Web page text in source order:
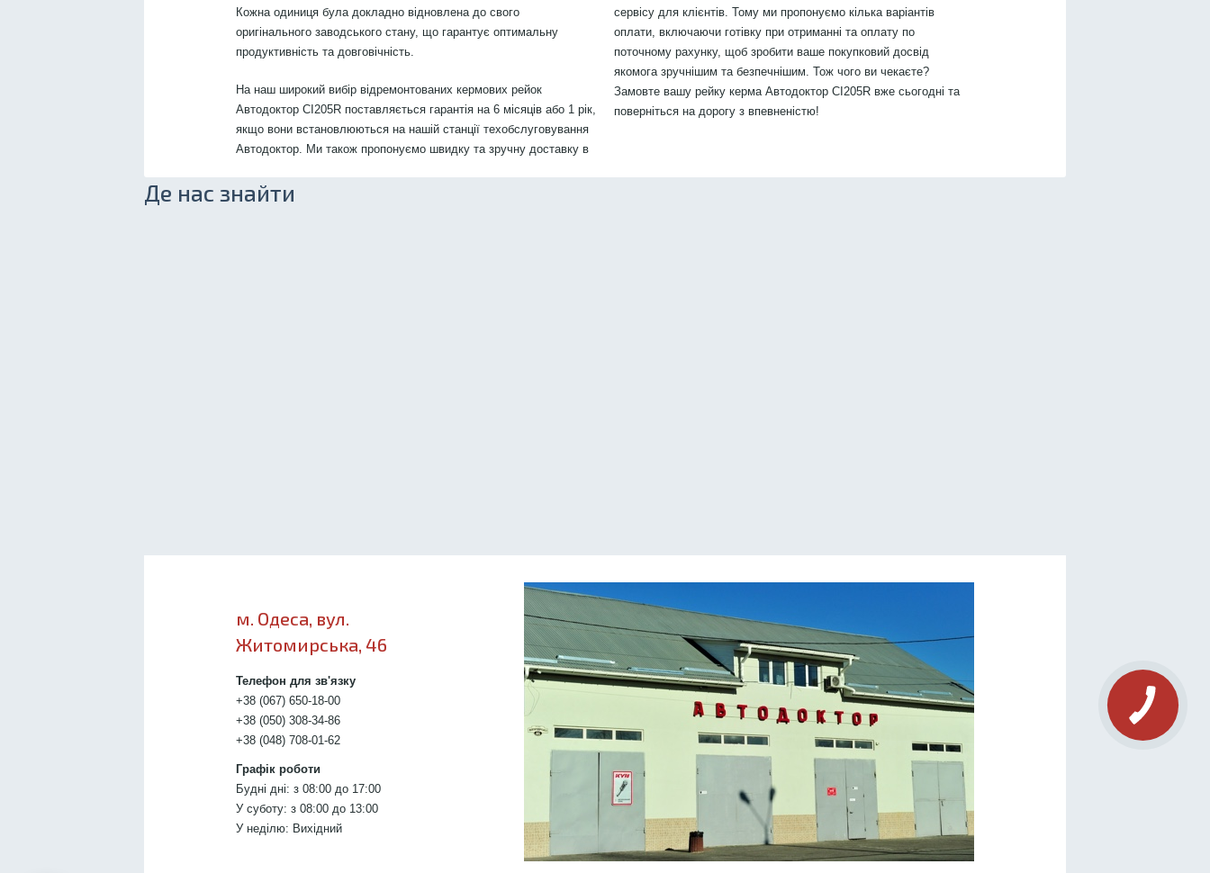
Кожна одиниця була докладно відновлена до свого
оригінального заводського стану, що гарантує оптимальну
продуктивність та довговічність.
На наш широкий вибір відремонтованих кермових рейок
Автодоктор CI205R поставляється гарантія на 6 місяців або 1 рік,
якщо вони встановлюються на нашій станції техобслуговування
Автодоктор. Ми також пропонуємо швидку та зручну доставку в
сервісу для клієнтів. Тому ми пропонуємо кілька варіантів
оплати, включаючи готівку при отриманні та оплату по
поточному рахунку, щоб зробити ваше покупковий досвід
якомога зручнішим та безпечнішим. Тож чого ви чекаєте?
Замовте вашу рейку керма Автодоктор CI205R вже сьогодні та
поверніться на дорогу з впевненістю!
Де нас знайти
м. Одеса, вул.
Житомирська, 46
Телефон для зв'язку
+38 (067) 650-18-00
+38 (050) 308-34-86
+38 (048) 708-01-62
Графік роботи
Будні дні: з 08:00 до 17:00
У суботу: з 08:00 до 13:00
У неділю: Вихідний